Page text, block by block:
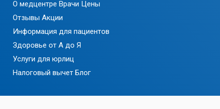
О медцентре Врачи Цены
Отзывы Акции
Информация для пациентов
Здоровье от А до Я
Услуги для юрлиц
Налоговый вычет Блог